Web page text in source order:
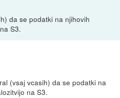
da se podatki na njihovih
S3.
(vsaj vcasih) da se podatki na
na S3.